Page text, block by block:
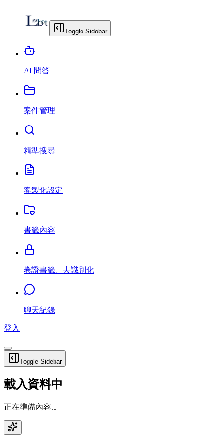
Toggle Sidebar
AI 問答
案件管理
精準搜尋
客製化設定
書籤內容
卷證書籤、去識別化
聊天紀錄
登入
Toggle Sidebar
載入資料中
正在準備內容...